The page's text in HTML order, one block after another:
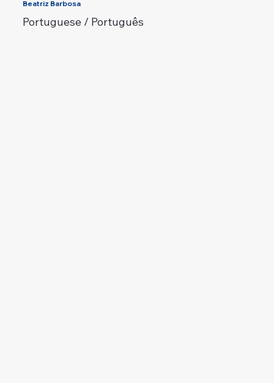
Beatriz Barbosa
Portuguese / Português